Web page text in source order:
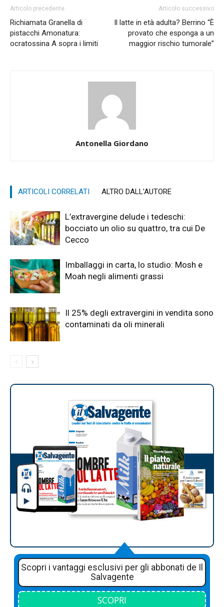
Articolo precedente
Richiamata Granella di
pistacchi Amonatura:
ocratossina A sopra i limiti
Articolo successivo
Il latte in età adulta? Berrino “È
provato che esponga a un
maggior rischio tumorale”
Antonella Giordano
ARTICOLI CORRELATI ALTRO DALL'AUTORE
L’extravergine delude i tedeschi:
bocciato un olio su quattro, tra cui De
Cecco
Imballaggi in carta, lo studio: Mosh e
Moah negli alimenti grassi
Il 25% degli extravergini in vendita sono
contaminati da oli minerali
Scopri i vantaggi esclusivi per gli abbonati de Il
Salvagente
SCOPRI